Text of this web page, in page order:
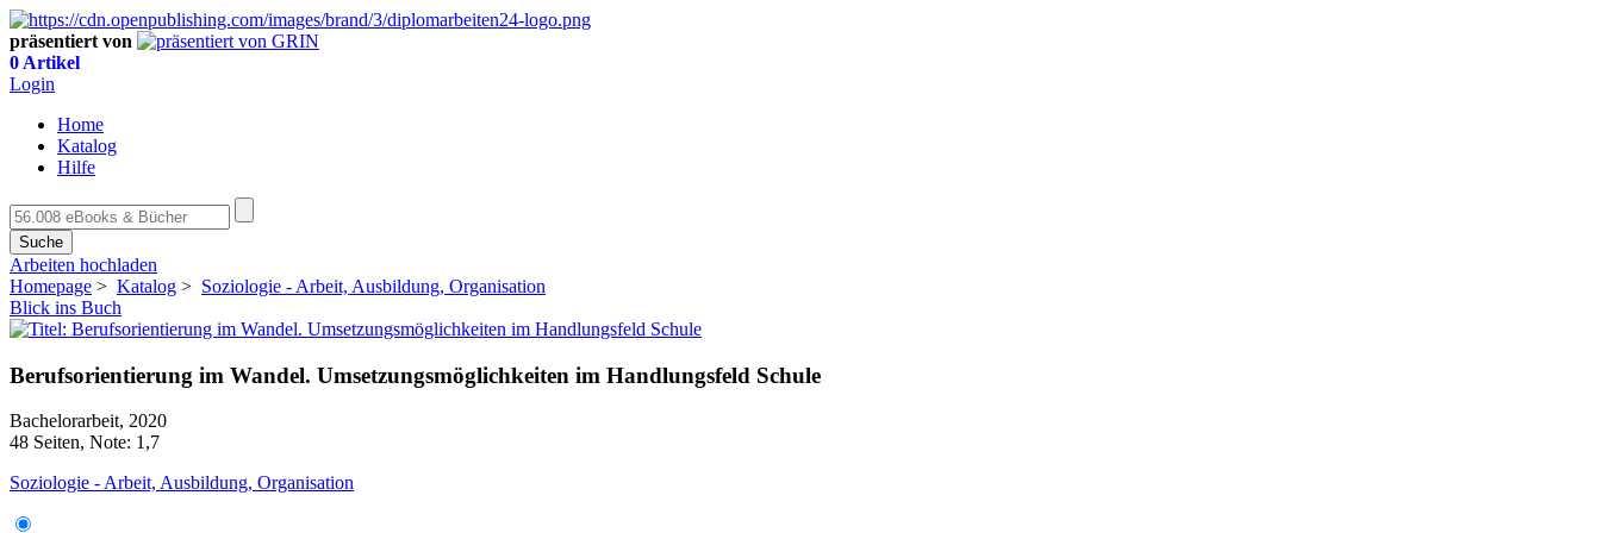
präsentiert von
0 Artikel
Login
Home
Katalog
Hilfe
Suche
Arbeiten hochladen
Homepage > Katalog > Soziologie - Arbeit, Ausbildung, Organisation
Blick ins Buch
Berufsorientierung im Wandel. Umsetzungsmöglichkeiten im Handlungsfeld Schule
Bachelorarbeit, 2020
48 Seiten, Note: 1,7
Soziologie - Arbeit, Ausbildung, Organisation